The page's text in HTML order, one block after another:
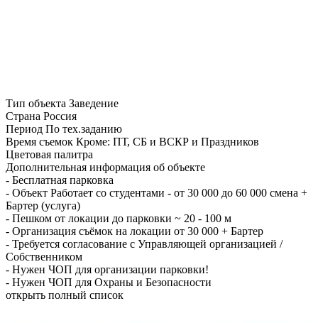
Тип объекта Заведение
Страна Россия
Период По тех.заданию
Время съемок Кроме: ПТ, СБ и ВСКР и Праздников
Цветовая палитра
Дополнительная информация об объекте
- Бесплатная парковка
- Объект Работает со студентами - от 30 000 до 60 000 смена +
Бартер (услуга)
- Пешком от локации до парковки ~ 20 - 100 м
- Организация съёмок на локации от 30 000 + Бартер
- Требуется согласование с Управляющей организацией /
Собственником
- Нужен ЧОП для организации парковки!
- Нужен ЧОП для Охраны и Безопасности
открыть полный список